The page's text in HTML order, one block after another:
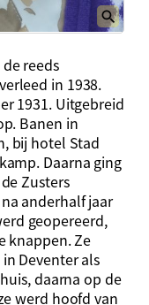
reeds
in 1938.
1931. Uitgebreid
Banen in
bij hotel Stad
Daarna ging
Zusters
anderhalf jaar
geopereerd,
knappen. Ze
Deventer als
daarna op de
werd hoofd van